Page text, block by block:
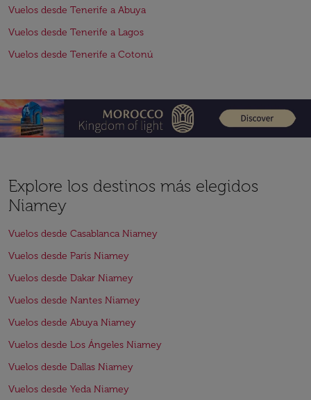
Vuelos desde Tenerife a Abuya
Vuelos desde Tenerife a Lagos
Vuelos desde Tenerife a Cotonú
Explore los destinos más elegidos
Niamey
Vuelos desde Casablanca Niamey
Vuelos desde París Niamey
Vuelos desde Dakar Niamey
Vuelos desde Nantes Niamey
Vuelos desde Abuya Niamey
Vuelos desde Los Ángeles Niamey
Vuelos desde Dallas Niamey
Vuelos desde Yeda Niamey